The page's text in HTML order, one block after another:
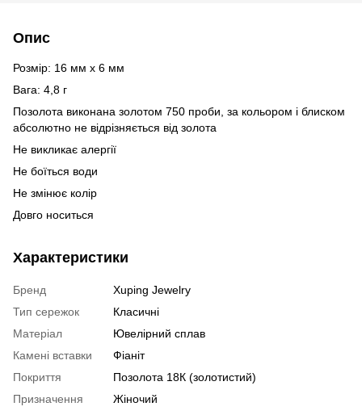
Опис
Розмір: 16 мм х 6 мм
Вага: 4,8 г
Позолота виконана золотом 750 проби, за кольором і блиском
абсолютно не відрізняється від золота
Не викликає алергії
Не боїться води
Не змінює колір
Довго носиться
Характеристики
Бренд
Xuping Jewelry
Тип сережок
Класичні
Матеріал
Ювелірний сплав
Камені вставки
Фіаніт
Покриття
Позолота 18К (золотистий)
Призначення
Жіночий